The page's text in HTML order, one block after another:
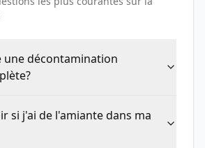
une décontamination
si j'ai de l'amiante dans ma